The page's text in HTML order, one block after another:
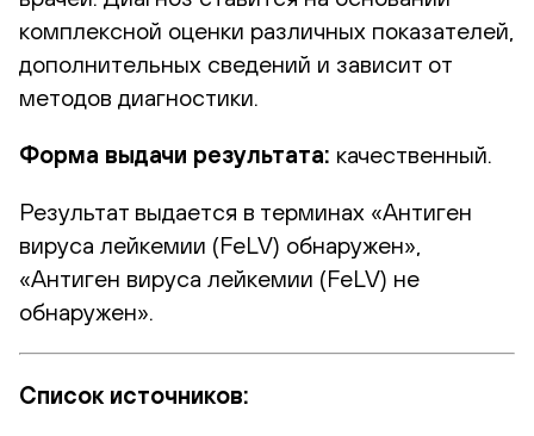
комплексной оценки различных показателей,
дополнительных сведений и зависит от
методов диагностики.
Форма выдачи результата: качественный.
Результат выдается в терминах «Антиген
вируса лейкемии (FeLV) обнаружен»,
«Антиген вируса лейкемии (FeLV) не
обнаружен».
Список источников: